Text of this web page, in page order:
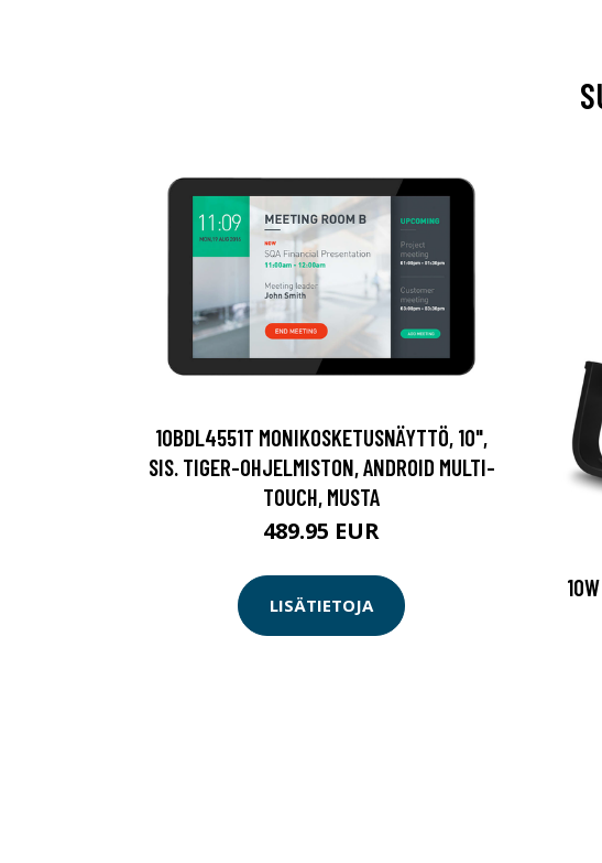
10BDL4551T MONIKOSKETUSNÄYTTÖ, 10",
SIS. TIGER-OHJELMISTON, ANDROID MULTI-
TOUCH, MUSTA
489.95 EUR
LISÄTIETOJA